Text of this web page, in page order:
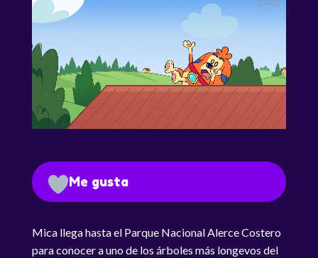
Me gusta
Mica llega hasta el Parque Nacional Alerce Costero
para conocer a uno de los árboles más longevos del